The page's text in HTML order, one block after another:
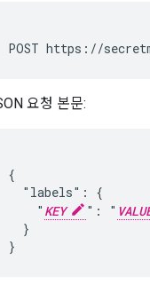
POST https://
요청 본문:
{
  "labels": {
    "
KEY ": "
  }